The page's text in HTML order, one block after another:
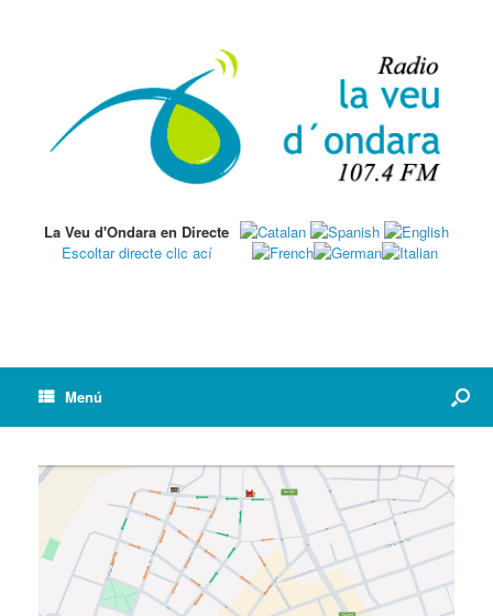
La Veu d'Ondara en Directe
Escoltar directe clic ací
Menú